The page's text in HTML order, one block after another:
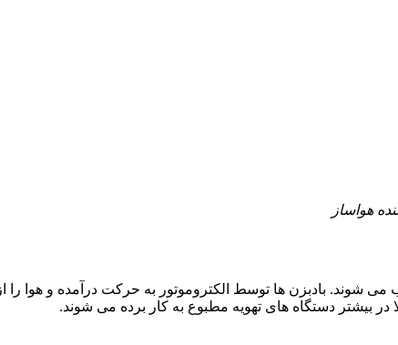
هواساز
می شوند. بادبزن ها توسط الکتروموتور به حرکت درآمده و هوا
بیشتر دستگاه های تهویه مطبوع به کار برده می شوند.